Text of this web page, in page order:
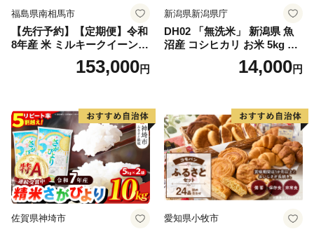
福島県南相馬市
【先行予約】【定期便】令和
8年産 米 ミルキークイーン
白米 45kg (5kg×9回) | ミルキ
ークイーン 米5kg 福島 福島
福島県 南相馬市 cu006-ae
153,000円
新潟県新潟県庁
DH02 「無洗米」 新潟県 魚
沼産 コシヒカリ お米 5kg こ
しひかり 精米 米（お米の美
味しい炊き方ガイド付き）
14,000円
佐賀県神埼市 愛知県小牧市